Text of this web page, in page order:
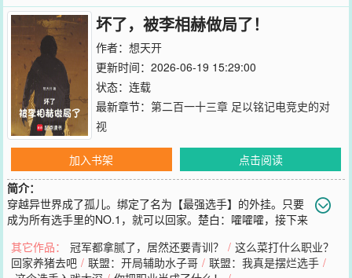
坏了，被李相赫做局了！
作者： 想天开
更新时间：2026-06-19 15:29:00
状态：连载
最新章节： 第二百一十三章 足以铭记电竞史的对
视
加入书架
点击阅读
简介：
穿越异世界成了孤儿。绑定了名为【最强选手】的外挂。只要
成为所有选手里的NO.1，就可以回家。楚白：嚯嚯嚯，接下来
的那种坏消息：实际上是输了就时空回溯，赢了才会解除楚白努力的
拿下了第一冠。【您的选手排名上升为NO.45】楚白拼命的拿下了第
其它作品： 冠军都拿腻了，居然还要青训？ / 这么菜打什么职业？
回家养猪去吧 / 联盟：开局辅助水子哥 / 联盟：我真是摆烂选手 /